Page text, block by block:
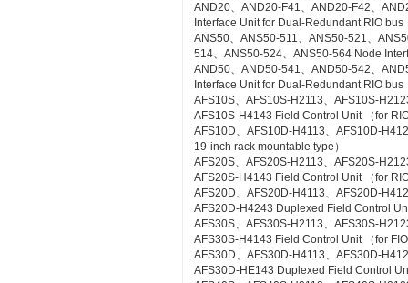
AND20、AND20-F41、AND20-F42、
Interface Unit for Dual-Redundant RIO
ANS50、ANS50-511、ANS50-521、
514、ANS50-524、ANS50-564 Node
AND50、AND50-541、AND50-542、
Interface Unit for Dual-Redundant RIO
AFS10S、AFS10S-H2113、AFS10S-
AFS10S-H4143 Field Control Unit （for
AFS10D、AFS10D-H4113、AFS10D-
19-inch rack mountable type）
AFS20S、AFS20S-H2113、AFS20S-
AFS20S-H4143 Field Control Unit （for
AFS20D、AFS20D-H4113、AFS20D-
AFS20D-H4243 Duplexed Field Control
AFS30S、AFS30S-H2113、AFS30S-
AFS30S-H4143 Field Control Unit （for
AFS30D、AFS30D-H4113、AFS30D-
AFS30D-HE143 Duplexed Field Control